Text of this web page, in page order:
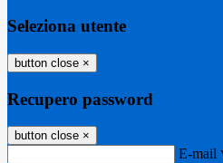
Seleziona utente
button close ×
Recupero password
button close ×
E-mail